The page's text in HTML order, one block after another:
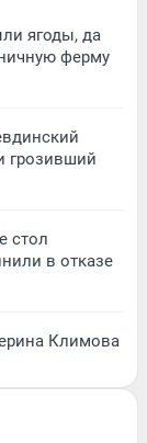
ягоды, да
ферму
грозивший
стол
в отказе
Климова